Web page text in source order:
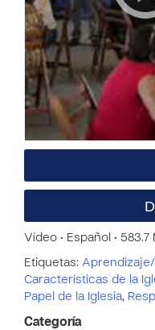
Vídeo • Español • 583.7
Etiquetas:
Características de la
Papel de la Iglesia,
Categoría